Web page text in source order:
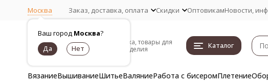
Москва
Ваш город Москва?
Заказ, доставка, оплата Скидки ОптовикамНовости,
Пряжа, товары для
рукоделия
Каталог
ВязаниеВышиваниеШитьеВаляниеРабота с бисеромПлетение